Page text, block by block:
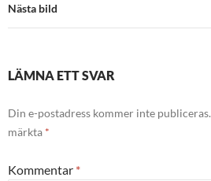
Nästa bild
LÄMNA ETT SVAR
Din e-postadress kommer inte publiceras.
märkta *
Kommentar *